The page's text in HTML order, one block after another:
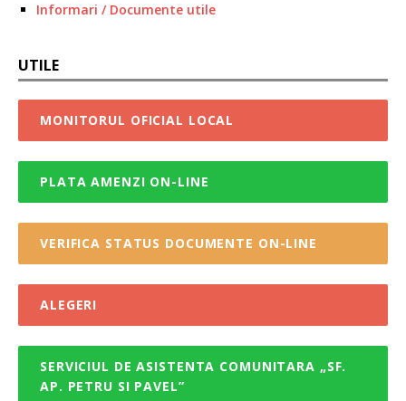
Informari / Documente utile
UTILE
MONITORUL OFICIAL LOCAL
PLATA AMENZI ON-LINE
VERIFICA STATUS DOCUMENTE ON-LINE
ALEGERI
SERVICIUL DE ASISTENTA COMUNITARA „SF.
AP. PETRU SI PAVEL”